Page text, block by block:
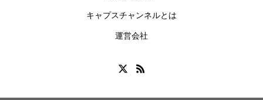
キャプスチャンネルとは
運営会社